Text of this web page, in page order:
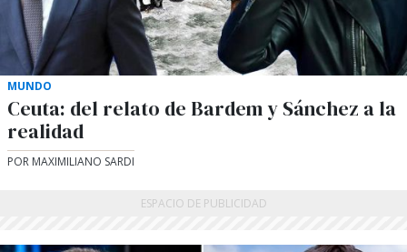
MUNDO
Ceuta: del relato de Bardem y Sánchez a la
realidad
POR MAXIMILIANO SARDI